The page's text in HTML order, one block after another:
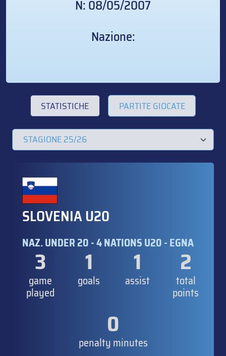
N: 08/05/2007
Nazione:
STATISTICHE PARTITE GIOCATE
SLOVENIA U20
NAZ. UNDER 20 - 4 NATIONS U20 - EGNA
3
game
played
1
goals
1
assist
2
total
points
0
penalty minutes